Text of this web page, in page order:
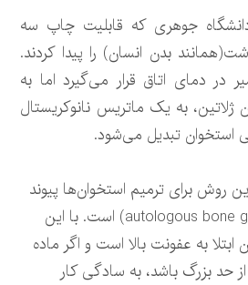
جوهری که قابلیت چاپ سه
بدن انسان) را پیدا کردند.
در دمای اتاق قرار می‌گیرد اما به
به یک ماتریس نانوکریستال
استخوان تبدیل می‌شود.
روش برای ترمیم استخوان‌ها پیوند
استخوان اتولوگ(autologous bone grafting) است. با این
ابتلا به عفونت بالا است و اگر ماده
حد بزرگ باشد، به سادگی کار